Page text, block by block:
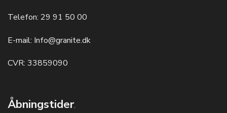
Telefon: 29 91 50 00
E-mail: Info@granite.dk
CVR: 33859090
Åbningstider.